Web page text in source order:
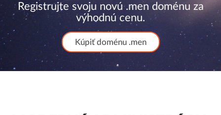
Registrujte svoju novú .men doménu za
výhodnú cenu.
Kúpiť doménu .men